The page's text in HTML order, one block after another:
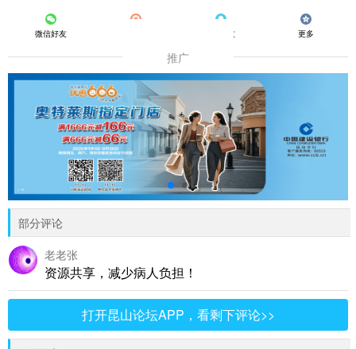
微信好友 QQ好友 更多
推广
部分评论
老老张
资源共享，减少病人负担！
打开昆山论坛APP，看剩下评论>>